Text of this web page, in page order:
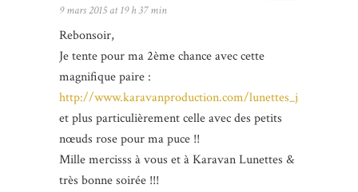
9 mars 2015 at 19 h 37 min
Rebonsoir,
Je tente pour ma 2ème chance avec cette
magnifique paire :
http://www.karavanproduction.com/
et plus particulièrement celle avec des petits
nœuds rose pour ma puce !!
Mille mercisss à vous et à Karavan Lunettes &
très bonne soirée !!!